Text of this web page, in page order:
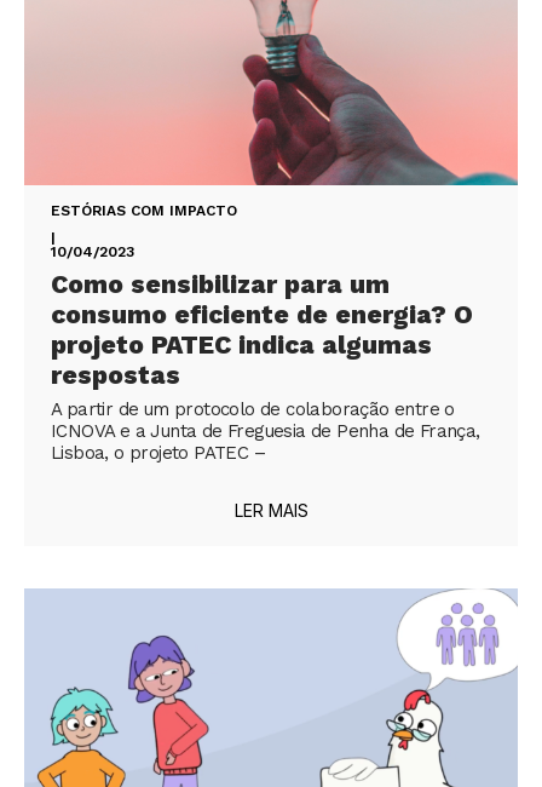
ESTÓRIAS COM IMPACTO
|
10/04/2023
Como sensibilizar para um
consumo eficiente de energia? O
projeto PATEC indica algumas
respostas
A partir de um protocolo de colaboração entre o
ICNOVA e a Junta de Freguesia de Penha de França,
Lisboa, o projeto PATEC –
LER MAIS